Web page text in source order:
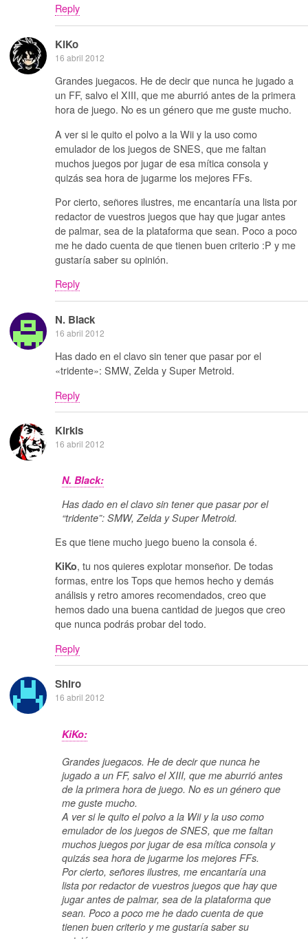
Reply
KiKo
16 abril 2012
Grandes juegacos. He de decir que nunca he jugado a
un FF, salvo el XIII, que me aburrió antes de la primera
hora de juego. No es un género que me guste mucho.
A ver si le quito el polvo a la Wii y la uso como
emulador de los juegos de SNES, que me faltan
muchos juegos por jugar de esa mítica consola y
quizás sea hora de jugarme los mejores FFs.
Por cierto, señores ilustres, me encantaría una lista por
redactor de vuestros juegos que hay que jugar antes
de palmar, sea de la plataforma que sean. Poco a poco
me he dado cuenta de que tienen buen criterio :P y me
gustaría saber su opinión.
Reply
N. Black
16 abril 2012
Has dado en el clavo sin tener que pasar por el
«tridente»: SMW, Zelda y Super Metroid.
Reply
Kirkis
16 abril 2012
N. Black:
Has dado en el clavo sin tener que pasar por el
“tridente”: SMW, Zelda y Super Metroid.
Es que tiene mucho juego bueno la consola é.
KiKo, tu nos quieres explotar monseñor. De todas
formas, entre los Tops que hemos hecho y demás
análisis y retro amores recomendados, creo que
hemos dado una buena cantidad de juegos que creo
que nunca podrás probar del todo.
Reply
Shiro
16 abril 2012
KiKo:
Grandes juegacos. He de decir que nunca he
jugado a un FF, salvo el XIII, que me aburrió antes
de la primera hora de juego. No es un género que
me guste mucho.
A ver si le quito el polvo a la Wii y la uso como
emulador de los juegos de SNES, que me faltan
muchos juegos por jugar de esa mítica consola y
quizás sea hora de jugarme los mejores FFs.
Por cierto, señores ilustres, me encantaría una
lista por redactor de vuestros juegos que hay que
jugar antes de palmar, sea de la plataforma que
sean. Poco a poco me he dado cuenta de que
tienen buen criterio y me gustaría saber su